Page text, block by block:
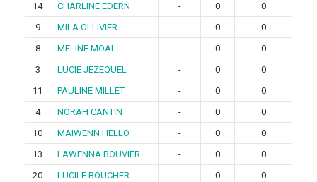
14
CHARLINE EDERN - 0
0
9
MILA OLLIVIER - 0
0
8
MELINE MOAL - 0
0
3
LUCIE JEZEQUEL - 0
0
11
PAULINE MILLET - 0
0
4
NORAH CANTIN - 0
0
10
MAIWENN HELLO - 0
0
13
LAWENNA BOUVIER - 0
0
20
LUCILE BOUCHER - 0
0